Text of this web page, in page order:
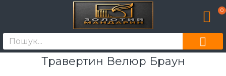
0
Травертин Велюр Браун